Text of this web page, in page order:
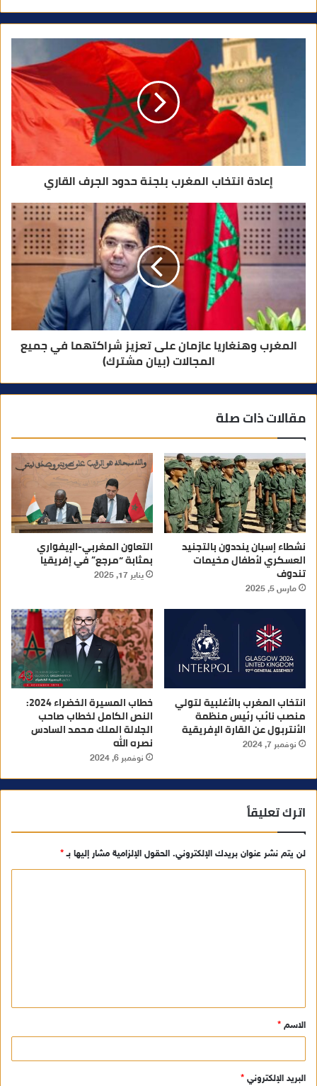
ا
إعادة انتخاب المغرب بلجنة حدود الجرف القاري
المغرب وهنغاريا عازمان على تعزيز شراكتهما في جميع
المجالات (بيان مشترك)
مقالات ذات صلة
نشطاء إسبان ينددون بالتجنيد
العسكري لأطفال مخيمات
تندوف
مارس 5, 2025
التعاون المغربي-الإيفواري
بمثابة “مرجع” في إفريقيا
يناير 17, 2025
انتخاب المغرب بالأغلبية لتولي
منصب نائب رئيس منظمة
الأنتربول عن القارة الإفريقية
نوفمبر 7, 2024
خطاب المسيرة الخضراء 2024:
النص الكامل لخطاب صاحب
الجلالة الملك محمد السادس
نصره الله
نوفمبر 6, 2024
اترك تعليقاً
لن يتم نشر عنوان بريدك الإلكتروني. الحقول الإلزامية مشار إليها بـ*
ق
*
الاسم *
البريد الإلكتروني *